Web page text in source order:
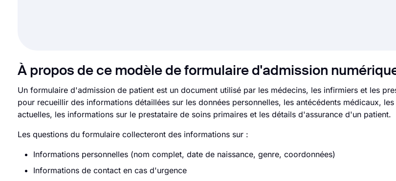
À propos de ce modèle de formulaire d'admission
Un formulaire d'admission de patient est un document utilisé par les médecins, les infirmiers et les
pour recueillir des informations détaillées sur les données personnelles, les antécédents médicaux,
actuelles, les informations sur le prestataire de soins primaires et les détails d'assurance d'un patient.
Les questions du formulaire collecteront des informations sur :
Informations personnelles (nom complet, date de naissance, genre, coordonnées)
Informations de contact en cas d'urgence